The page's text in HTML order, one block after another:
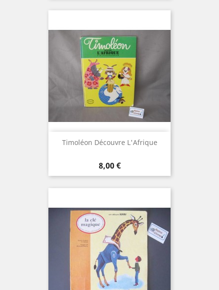
Timoléon Découvre L'Afrique
Prix
8,00 €